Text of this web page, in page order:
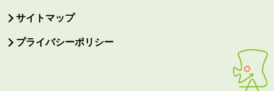
サイトマップ
プライバシーポリシー